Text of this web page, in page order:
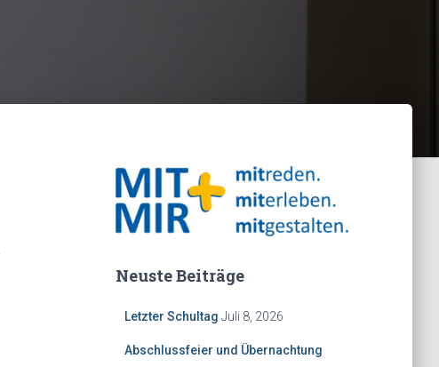
Neuste Beiträge
Letzter Schultag Juli 8, 2026
Abschlussfeier und Übernachtung